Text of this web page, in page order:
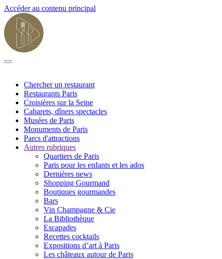
Accéder au contenu principal
Chercher un restaurant
Restaurants Paris
Croisières sur la Seine
Cabarets, dîners spectacles
Musées de Paris
Monuments de Paris
Parcs d'attractions
Autres rubriques
Quartiers de Paris
Paris pour les enfants et les ados
Dernières news
Shopping Gourmand
Boutiques gourmandes
Bars
Vin Champagne & Cie
La Bibliothèque
Escapades
Recettes cocktails
Expositions d’art à Paris
Les châteaux autour de Paris